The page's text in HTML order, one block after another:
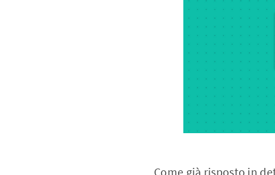
Come già risposto in